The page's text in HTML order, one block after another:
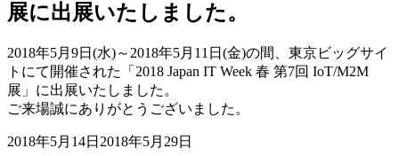
展に出展いたしました。
2018年5月9日(水)～2018年5月11日(金)の間、東京ビッグサイ
トにて開催された「2018 Japan IT Week 春 第7回 IoT/M2M
展」に出展いたしました。
ご来場誠にありがとうございました。
2018年5月14日 2018年5月29日